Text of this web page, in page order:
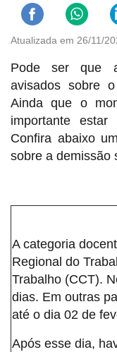
Atualizada em 26/11/
Pode ser que
avisados sobre
Ainda que o
importante
Confira abaixo
sobre a demissão
A categoria
Regional do
Trabalho (CCT).
dias. Em outras
até o dia 02 de
Após esse dia,